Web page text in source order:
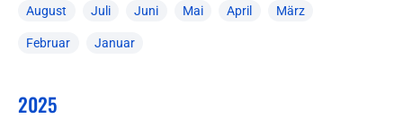
August Juli Juni Mai April März
Februar Januar
2025